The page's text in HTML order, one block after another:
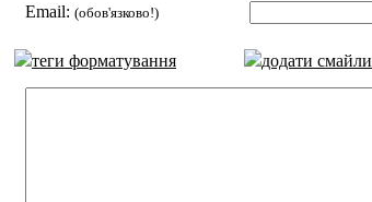
Email: (обов'язково!)
теги форматування додати смайли